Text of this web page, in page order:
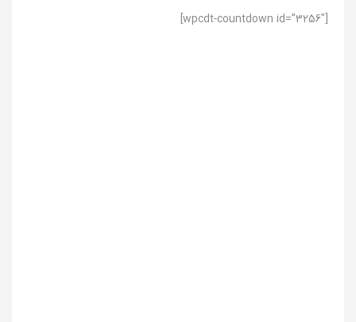
[wpcdt-countdown id=”3256″]